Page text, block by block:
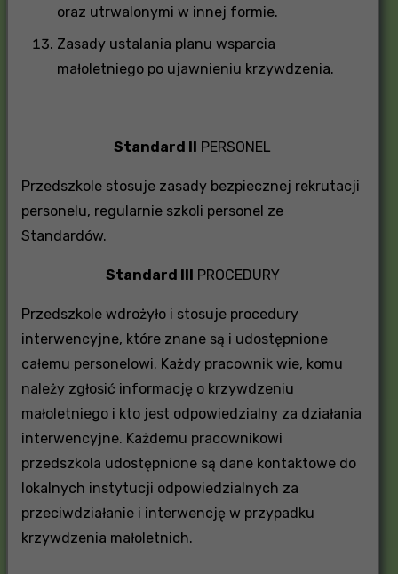
oraz utrwalonymi w innej formie.
Zasady ustalania planu wsparcia
małoletniego po ujawnieniu krzywdzenia.
Standard II PERSONEL
Przedszkole stosuje zasady bezpiecznej rekrutacji
personelu, regularnie szkoli personel ze
Standardów.
Standard III PROCEDURY
Przedszkole wdrożyło i stosuje procedury
interwencyjne, które znane są i udostępnione
całemu personelowi. Każdy pracownik wie, komu
należy zgłosić informację o krzywdzeniu
małoletniego i kto jest odpowiedzialny za działania
interwencyjne. Każdemu pracownikowi
przedszkola udostępnione są dane kontaktowe do
lokalnych instytucji odpowiedzialnych za
przeciwdziałanie i interwencję w przypadku
krzywdzenia małoletnich.